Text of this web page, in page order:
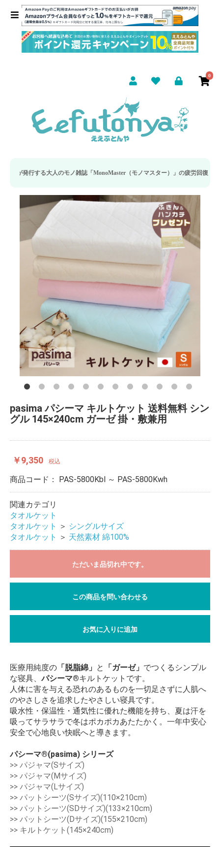
0
ノ雑誌「MonoMaster（モノマスター）」の疲労回復・睡眠の向上特集に当社の
pasima パシーマ キルトケット 送料無料 シン
グル 145×240cm ガーゼ 掛・敷兼用
￥9,350 税込
商品コード： PAS-5800Kbl ～ PAS-5800Kwh
関連カテゴリ
タオルケット
タオルケット
＞ シングルサイズ
タオルケット
＞ 天然素材 綿100%
ただいま品切れ中です。
この商品を問い合わせる
お気に入りに追加
医療用純度の 「脱脂綿」 と 「ガーゼ」 でつくるシンプル
な寝具、パシーマ®キルトケットです。
人体に害を与える恐れのあるものを一切足さずに人肌へ
のやさしさを追求したやさしい寝具です。
吸水性・保温性・通気性に優れた機能を持ち、夏は汗を
吸ってサラサラで冬はポカポカあたたかく。一年中安心
安全で心地良い快眠へと導きます。
パシーマ®(pasima) シリーズ
>> パジャマ(Sサイズ)
>> パジャマ(Mサイズ)
>> パジャマ(Lサイズ)
>> パットシーツ(Sサイズ)(110×210cm)
>> パットシーツ(SDサイズ)(133×210cm)
>> パットシーツ(Dサイズ)(155×210cm)
>> キルトケット(145×240cm)